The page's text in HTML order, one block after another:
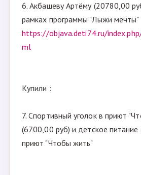
6. Акбашеву Артёму (20780,00
рамках программы "Лыжи мечты"
https://objava.deti74.ru/
ml
Купили :
7. Спортивный уголок в приют
(6700,00 руб) и детское питание
приют "Чтобы жить"